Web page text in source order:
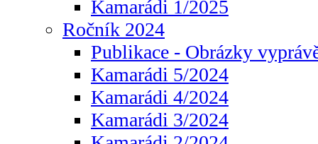
Kamarádi 1/2025
Ročník 2024
Publikace - Obrázky
Kamarádi 5/2024
Kamarádi 4/2024
Kamarádi 3/2024